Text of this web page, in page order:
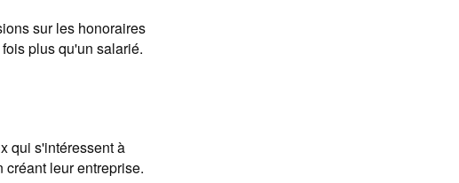
sur les honoraires
plus qu'un salarié.
qui s'intéressent à
leur entreprise.